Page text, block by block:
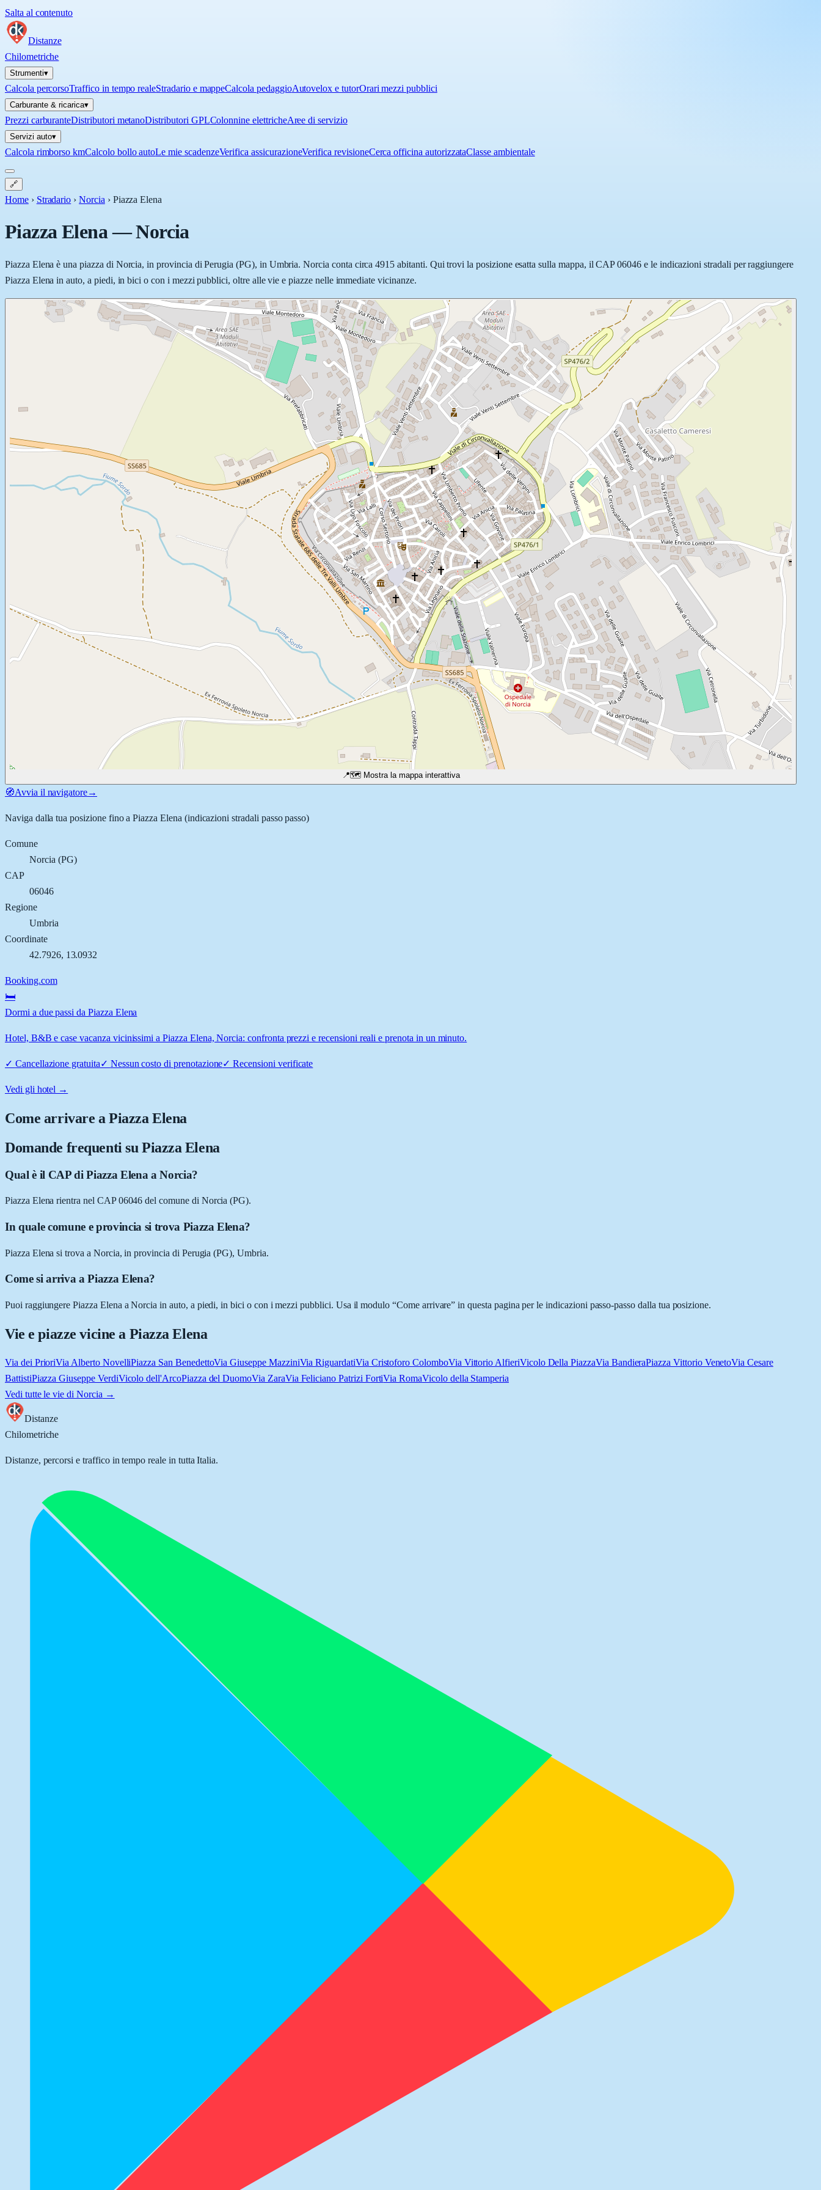
Salta al contenuto
Distanze
Chilometriche
Strumenti▾
Calcola percorsoTraffico in tempo realeStradario e mappeCalcola pedaggioAutovelox e tutorOrari mezzi pubblici
Carburante & ricarica▾
Prezzi carburanteDistributori metanoDistributori GPLColonnine elettricheAree di servizio
Servizi auto▾
Calcola rimborso kmCalcolo bollo autoLe mie scadenzeVerifica assicurazioneVerifica revisioneCerca officina autorizzataClasse ambientale
🔗
Home › Stradario › Norcia › Piazza Elena
Piazza Elena—Norcia
Piazza Elena è una piazza di Norcia, in provincia di Perugia (PG), in Umbria. Norcia conta circa 4915 abitanti. Qui trovi la posizione esatta sulla mappa, il CAP 06046 e le indicazioni stradali per raggiungere
Piazza Elena in auto, a piedi, in bici o con i mezzi pubblici, oltre alle vie e piazze nelle immediate vicinanze.
📍🗺️ Mostra la mappa interattiva
🧭Avvia il navigatore→
Naviga dalla tua posizione fino aPiazza Elena (indicazioni stradali passo passo)
Comune
Norcia (PG)
CAP
06046
Regione
Umbria
Coordinate
42.7926, 13.0932
Booking.com
🛏️
Dormi a due passi da Piazza Elena
Hotel, B&B e case vacanza vicinissimi a Piazza Elena, Norcia: confronta prezzi e recensioni reali e prenota in un minuto.
✓ Cancellazione gratuita✓ Nessun costo di prenotazione✓Recensioni verificate
Vedi gli hotel →
Come arrivare aPiazza Elena
Domande frequenti su Piazza Elena
Qual è il CAP di Piazza Elena a Norcia?
Piazza Elena rientra nel CAP 06046 del comune di Norcia (PG).
In quale comune e provincia si trova Piazza Elena?
Piazza Elena si trova a Norcia, in provincia di Perugia (PG), Umbria.
Come si arriva a Piazza Elena?
Puoi raggiungere Piazza Elena a Norcia in auto, a piedi, in bici o con i mezzi pubblici. Usa il modulo “Come arrivare” in questa pagina per le indicazioni passo-passo dalla tua posizione.
Vie e piazze vicine a Piazza Elena
Via dei PrioriVia Alberto NovelliPiazza San BenedettoVia Giuseppe MazziniVia RiguardatiVia Cristoforo ColomboVia Vittorio AlfieriVicolo Della PiazzaVia BandieraPiazza Vittorio VenetoVia Cesare
BattistiPiazza Giuseppe VerdiVicolo dell'ArcoPiazza del DuomoVia ZaraVia Feliciano Patrizi FortiVia RomaVicolo della Stamperia
Vedi tutte le vie di Norcia →
Distanze
Chilometriche
Distanze, percorsi e traffico in tempo reale in tutta Italia.